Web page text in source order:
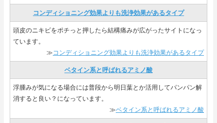
コンディショニング効果よりも洗浄効果があるタイプ
頭皮のニキビをポチっと押したら結構痛みが広がったサイトになっ
ています。
≫ コンディショニング効果よりも洗浄効果があるタイプ
ベタイン系と呼ばれるアミノ酸
浮腫みが気になる場合には普段から明日葉とか活用してパンパン解
消すると良い？になっています。
≫ベタイン系と呼ばれるアミノ酸